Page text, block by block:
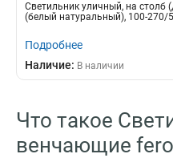
Светильник уличный, на столб
(белый натуральный), 100-270/
Подробнее
Наличие: В наличии
Что такое
венчающие